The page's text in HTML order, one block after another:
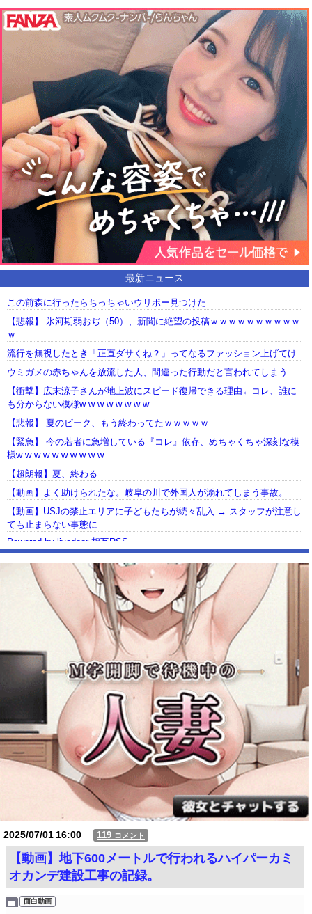
最新ニュース
この前森に行ったらちっちゃいウリボー見つけた
【悲報】 氷河期弱おぢ（50）、新聞に絶望の投稿ｗｗｗｗｗｗｗｗｗｗ
ｗ
流行を無視したとき「正直ダサくね？」ってなるファッション上げてけ
ウミガメの赤ちゃんを放流した人、間違った行動だと言われてしまう
【衝撃】広末涼子さんが地上波にスピード復帰できる理由←コレ、誰に
も分からない模様w w w w w w w w
【悲報】 夏のピーク、もう終わってたｗｗｗｗｗ
【緊急】 今の若者に急増している『コレ』依存、めちゃくちゃ深刻な模
様w w w w w w w w w w
【超朗報】夏、終わる
【動画】よく助けられたな。岐阜の川で外国人が溺れてしまう事故。
【動画】USJの禁止エリアに子どもたちが続々乱入 → スタッフが注意し
ても止まらない事態に
Powered by livedoor 相互RSS
2025/07/0116:00 119 コメント
【動画】地下600メートルで行われるハイパーカミ
オカンデ建設工事の記録。
面白動画